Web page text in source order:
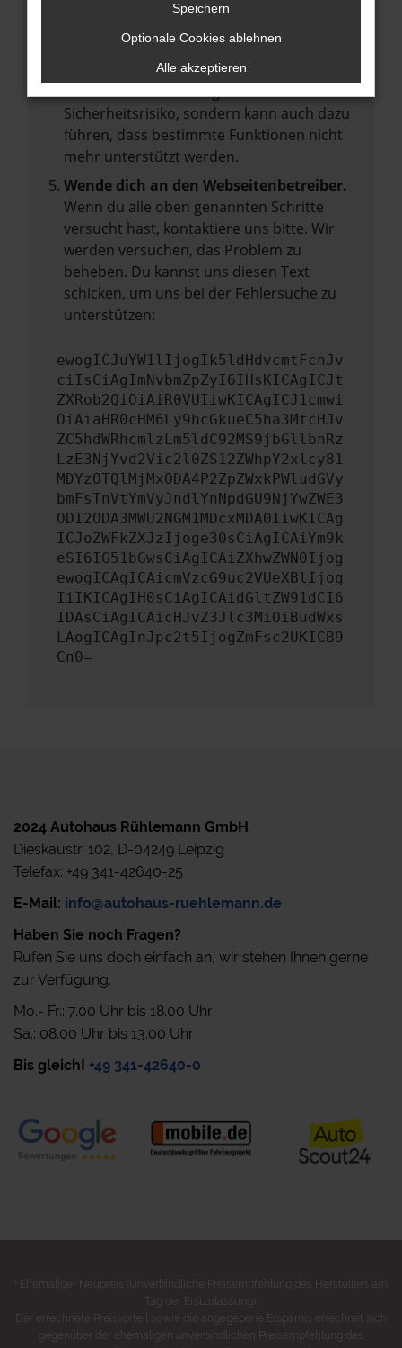
Betriebssystem auf dem neuesten Stand
Veraltete Software birgt nicht nur ein
Sicherheitsrisiko, sondern kann auch dazu
führen, dass bestimmte Funktionen nicht
mehr unterstützt werden.
Wende dich an den Webseitenbetreiber.
Wenn du alle oben genannten Schritte
versucht hast, kontaktiere uns bitte. Wir
werden versuchen, das Problem zu
beheben. Du kannst uns diesen Text
schicken, um uns bei der Fehlersuche zu
unterstützen:
ewogICJuYW1lIjogIk5ldHdvcmtFcnJv
ciIsCiAgImNvbmZpZyI6IHsKICAgICJt
ZXRob2QiOiAiR0VUIiwKICAgICJ1cmwi
OiAiaHR0cHM6Ly9hcGkueC5ha3MtcHJv
ZC5hdWRhcmlzLm5ldC92MS9jbGllbnRz
LzE3NjYvd2Vic2l0ZS12ZWhpY2xlcy81
MDYzOTQlMjMxODA4P2ZpZWxkPWludGVy
bmFsTnVtYmVyJndlYnNpdGU9NjYwZWE3
ODI2ODA3MWU2NGM1MDcxMDA0IiwKICAg
ICJoZWFkZXJzIjoge30sCiAgICAiYm9k
eSI6IG51bGwsCiAgICAiZXhwZWN0Ijog
ewogICAgICAicmVzcG9uc2VUeXBlIjog
IiIKICAgIH0sCiAgICAidGltZW91dCI6
IDAsCiAgICAicHJvZ3Jlc3MiOiBudWxs
LAogICAgInJpc2t5IjogZmFsc2UKICB9
Cn0=
2024 Autohaus Rühlemann GmbH
Dieskaustr. 102, D-04249 Leipzig
Telefax: +49 341-42640-25
E-Mail: info@autohaus-ruehlemann.de
Haben Sie noch Fragen?
Rufen Sie uns doch einfach an, wir stehen Ihnen gerne
zur Verfügung.
Mo.- Fr.: 7.00 Uhr bis 18.00 Uhr
Sa.: 08.00 Uhr bis 13.00 Uhr
Bis gleich! +49 341-42640-0
Ehemaliger Neupreis (Unverbindliche Preisempfehlung des Herstellers am
Tag der Erstzulassung).
Der errechnete Preisvorteil sowie die angegebene Ersparnis errechnet sich
gegenüber der ehemaligen unverbindlichen Preisempfehlung des
Speichern
Optionale Cookies ablehnen
Alle akzeptieren